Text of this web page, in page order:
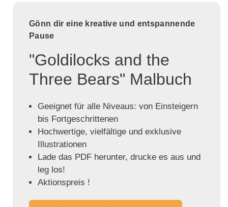
Gönn dir eine kreative und entspannende
Pause
"Goldilocks and the
Three Bears" Malbuch
Geeignet für alle Niveaus: von Einsteigern
bis Fortgeschrittenen
Hochwertige, vielfältige und exklusive
Illustrationen
Lade das PDF herunter, drucke es aus und
leg los!
Aktionspreis !